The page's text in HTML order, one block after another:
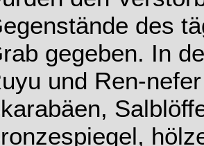
des
gegeben. In
und Ren-